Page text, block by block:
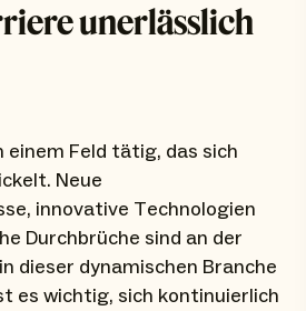
unerlässlich
einem Feld tätig, das sich
Neue
innovative Technologien
Durchbrüche sind an der
dieser dynamischen Branche
es wichtig, sich kontinuierlich